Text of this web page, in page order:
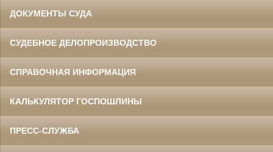
ДОКУМЕНТЫ СУДА
СУДЕБНОЕ ДЕЛОПРОИЗВОДСТВО
СПРАВОЧНАЯ ИНФОРМАЦИЯ
КАЛЬКУЛЯТОР ГОСПОШЛИНЫ
ПРЕСС-СЛУЖБА